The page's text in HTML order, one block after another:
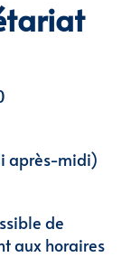
après-midi)
de
aux horaires